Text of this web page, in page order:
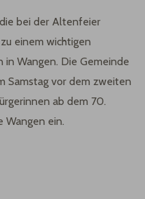
bei der Altenfeier
einem wichtigen
Wangen. Die Gemeinde
Samstag vor dem zweiten
ab dem 70.
Wangen ein.